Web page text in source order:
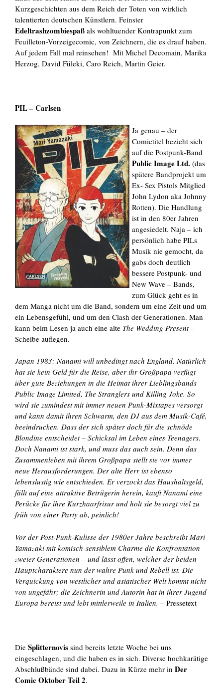
Kurzgeschichten aus dem Reich der Toten von wirklich
talentierten deutschen Künstlern. Feinster
Edeltrashzombiespaß als wohltuender Kontrapunkt zum
Feuilleton-Vorzeigecomic, von Zeichnern, die es drauf haben.
Auf jedem Fall mal reinsehen! Mit Michel Decomain, Marika
Herzog, David Füleki, Caro Reich, Martin Geier.
PIL – Carlsen
Ja genau – der
Comictitel bezieht sich
auf die Postpunk-Band
Public Image Ltd. (das
spätere Bandprojekt um
Ex- Sex Pistols Mitglied
John Lydon aka Johnny
Rotten). Die Handlung
ist in den 80er Jahren
angesiedelt. Naja – ich
persönlich habe PILs
Musik nie gemocht, da
gabs doch deutlich
bessere Postpunk- und
New Wave – Bands,
zum Glück geht es in
dem Manga nicht um die Band, sondern um eine Zeit und um
ein Lebensgefühl, und um den Clash der Generationen. Man
kann beim Lesen ja auch eine alte The Wedding Present–
Scheibe auflegen.
Japan 1983: Nanami will unbedingt nach England. Natürlich
hat sie kein Geld für die Reise, aber ihr Großpapa verfügt
über gute Beziehungen in die Heimat ihrer Lieblingsbands
Public Image Limited, The Stranglers und Killing Joke. So
wird sie zumindest mit immer neuen Punk-Mixtapes versorgt
und kann damit ihren Schwarm, den DJ aus dem Musik-Café,
beeindrucken. Dass der sich später doch für die schnöde
Blondine entscheidet – Schicksal im Leben eines Teenagers.
Doch Nanami ist stark, und muss das auch sein. Denn das
Zusammenleben mit ihrem Großpapa stellt sie vor immer
neue Herausforderungen. Der alte Herr ist ebenso
lebenslustig wie entschieden. Er verzockt das Haushaltsgeld,
fällt auf eine attraktive Betrügerin herein, kauft Nanami eine
Perücke für ihre Kurzhaarfrisur und holt sie besorgt viel zu
früh von einer Party ab, peinlich!
Vor der Post-Punk-Kulisse der 1980er Jahre beschreibt Mari
Yamazaki mit komisch-sensiblem Charme die Konfrontation
zweier Generationen – und lässt offen, welcher der beiden
Hauptcharaktere nun der wahre Punk und Rebell ist. Die
Verquickung von westlicher und asiatischer Welt kommt nicht
von ungefähr; die Zeichnerin und Autorin hat in ihrer Jugend
Europa bereist und lebt mittlerweile in Italien. – Pressetext
Die Splitternovis sind bereits letzte Woche bei uns
eingeschlagen, und die haben es in sich. Diverse hochkarätige
Abschlußbände sind dabei. Dazu in Kürze mehr in Der
Comic Oktober Teil 2.